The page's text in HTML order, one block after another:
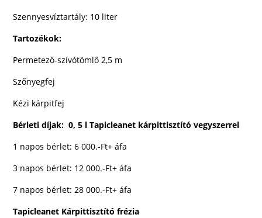
Szennyesvíztartály: 10 liter
Tartozékok:
Permetező-szívótömlő 2,5 m
Szőnyegfej
Kézi kárpitfej
Bérleti díjak: 0, 5 l Tapicleanet kárpittisztító vegyszerrel
1 napos bérlet: 6 000.-Ft+ áfa
3 napos bérlet: 12 000.-Ft+ áfa
7 napos bérlet: 28 000.-Ft+ áfa
Tapicleanet Kárpittisztító frézia